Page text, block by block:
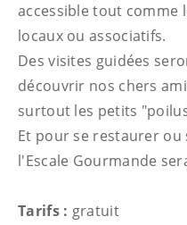
accessible tout comme
locaux ou associatifs.
Des visites guidées
découvrir nos chers
surtout les petits
Et pour se restaurer
l'Escale Gourmande
Tarifs : gratuit